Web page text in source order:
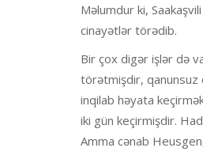
Məlumdur ki,
cinayətlər törədib.
Bir çox digər işlər də
törətmişdir, qanunsuz
inqilab həyata
iki gün keçirmişdir.
Amma cənab